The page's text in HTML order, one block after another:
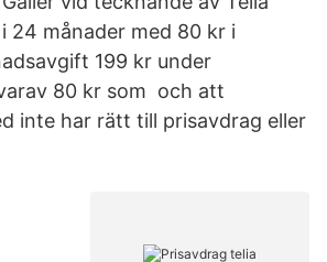
24 månader med 80 kr i
199 kr under
80 kr som och att
inte har rätt till prisavdrag eller